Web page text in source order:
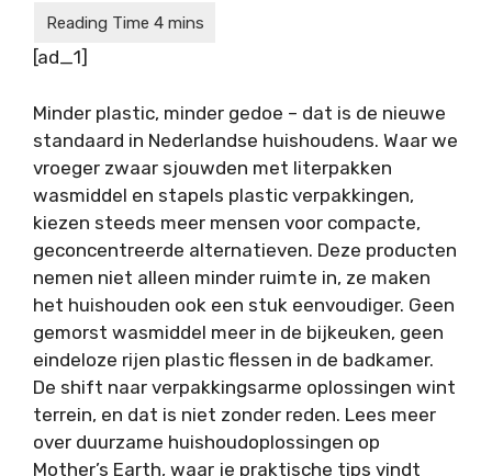
[ad_1]
Minder plastic, minder gedoe – dat is de nieuwe
standaard in Nederlandse huishoudens. Waar we
vroeger zwaar sjouwden met literpakken
wasmiddel en stapels plastic verpakkingen,
kiezen steeds meer mensen voor compacte,
geconcentreerde alternatieven. Deze producten
nemen niet alleen minder ruimte in, ze maken
het huishouden ook een stuk eenvoudiger. Geen
gemorst wasmiddel meer in de bijkeuken, geen
eindeloze rijen plastic flessen in de badkamer.
De shift naar verpakkingsarme oplossingen wint
terrein, en dat is niet zonder reden. Lees meer
over duurzame huishoudoplossingen op
Mother’s Earth, waar je praktische tips vindt